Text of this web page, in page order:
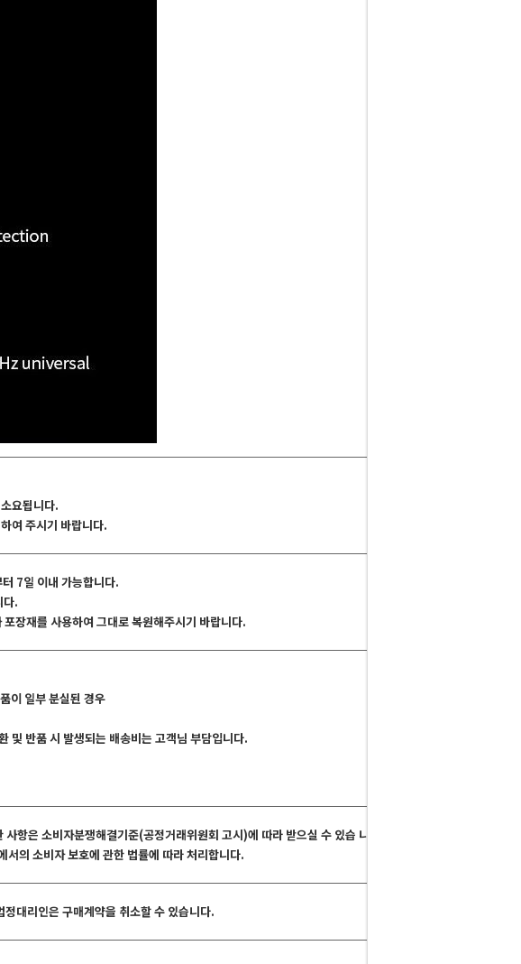
요됩니다.
여 주시기 바랍니다.
7일 이내 가능합니다.
다.
장재를 사용하여 그대로 복원해주시기 바랍니다.
이 일부 분실된 경우
및 반품 시 발생되는 배송비는 고객님 부담입니다.
은 소비자분쟁해결기준(공정거래위원회 고시)에 따라 받으실 수 있습 니다.
의 소비자 보호에 관한 법률에 따라 처리합니다.
대리인은 구매계약을 취소할 수 있습니다.